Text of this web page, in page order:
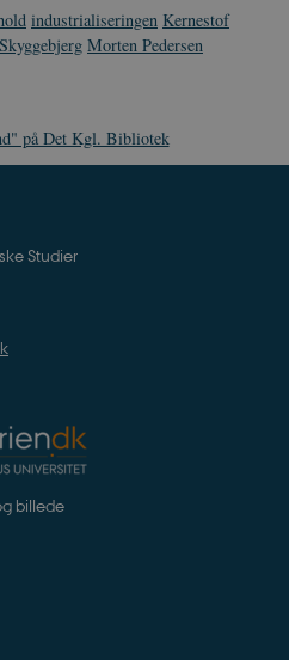
industrialiseringen Kernestof
Morten Pedersen
på Det Kgl. Bibliotek
Studier
billede